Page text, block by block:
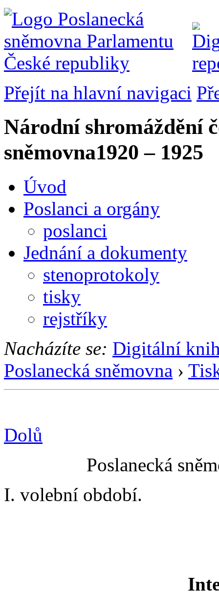
Přejít na hlavní navigaci
Národní shromáždění
sněmovna1920 – 1925
Úvod
Poslanci a orgány
poslanci
Jednání a dokumenty
stenoprotokoly
tisky
rejstříky
Nacházíte se: Digitální
Poslanecká sněmovna ›
Dolů
Poslanecká
I. volební období.